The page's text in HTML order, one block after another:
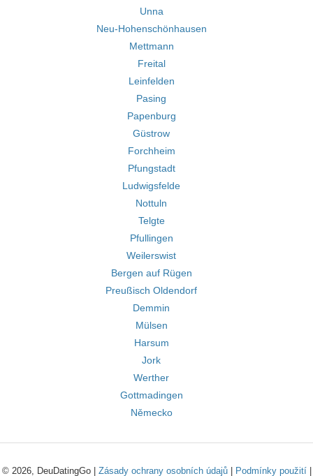
Unna
Neu-Hohenschönhausen
Mettmann
Freital
Leinfelden
Pasing
Papenburg
Güstrow
Forchheim
Pfungstadt
Ludwigsfelde
Nottuln
Telgte
Pfullingen
Weilerswist
Bergen auf Rügen
Preußisch Oldendorf
Demmin
Mülsen
Harsum
Jork
Werther
Gottmadingen
Německo
© 2026, DeuDatingGo | Zásady ochrany osobních údajů| Podmínky použití|